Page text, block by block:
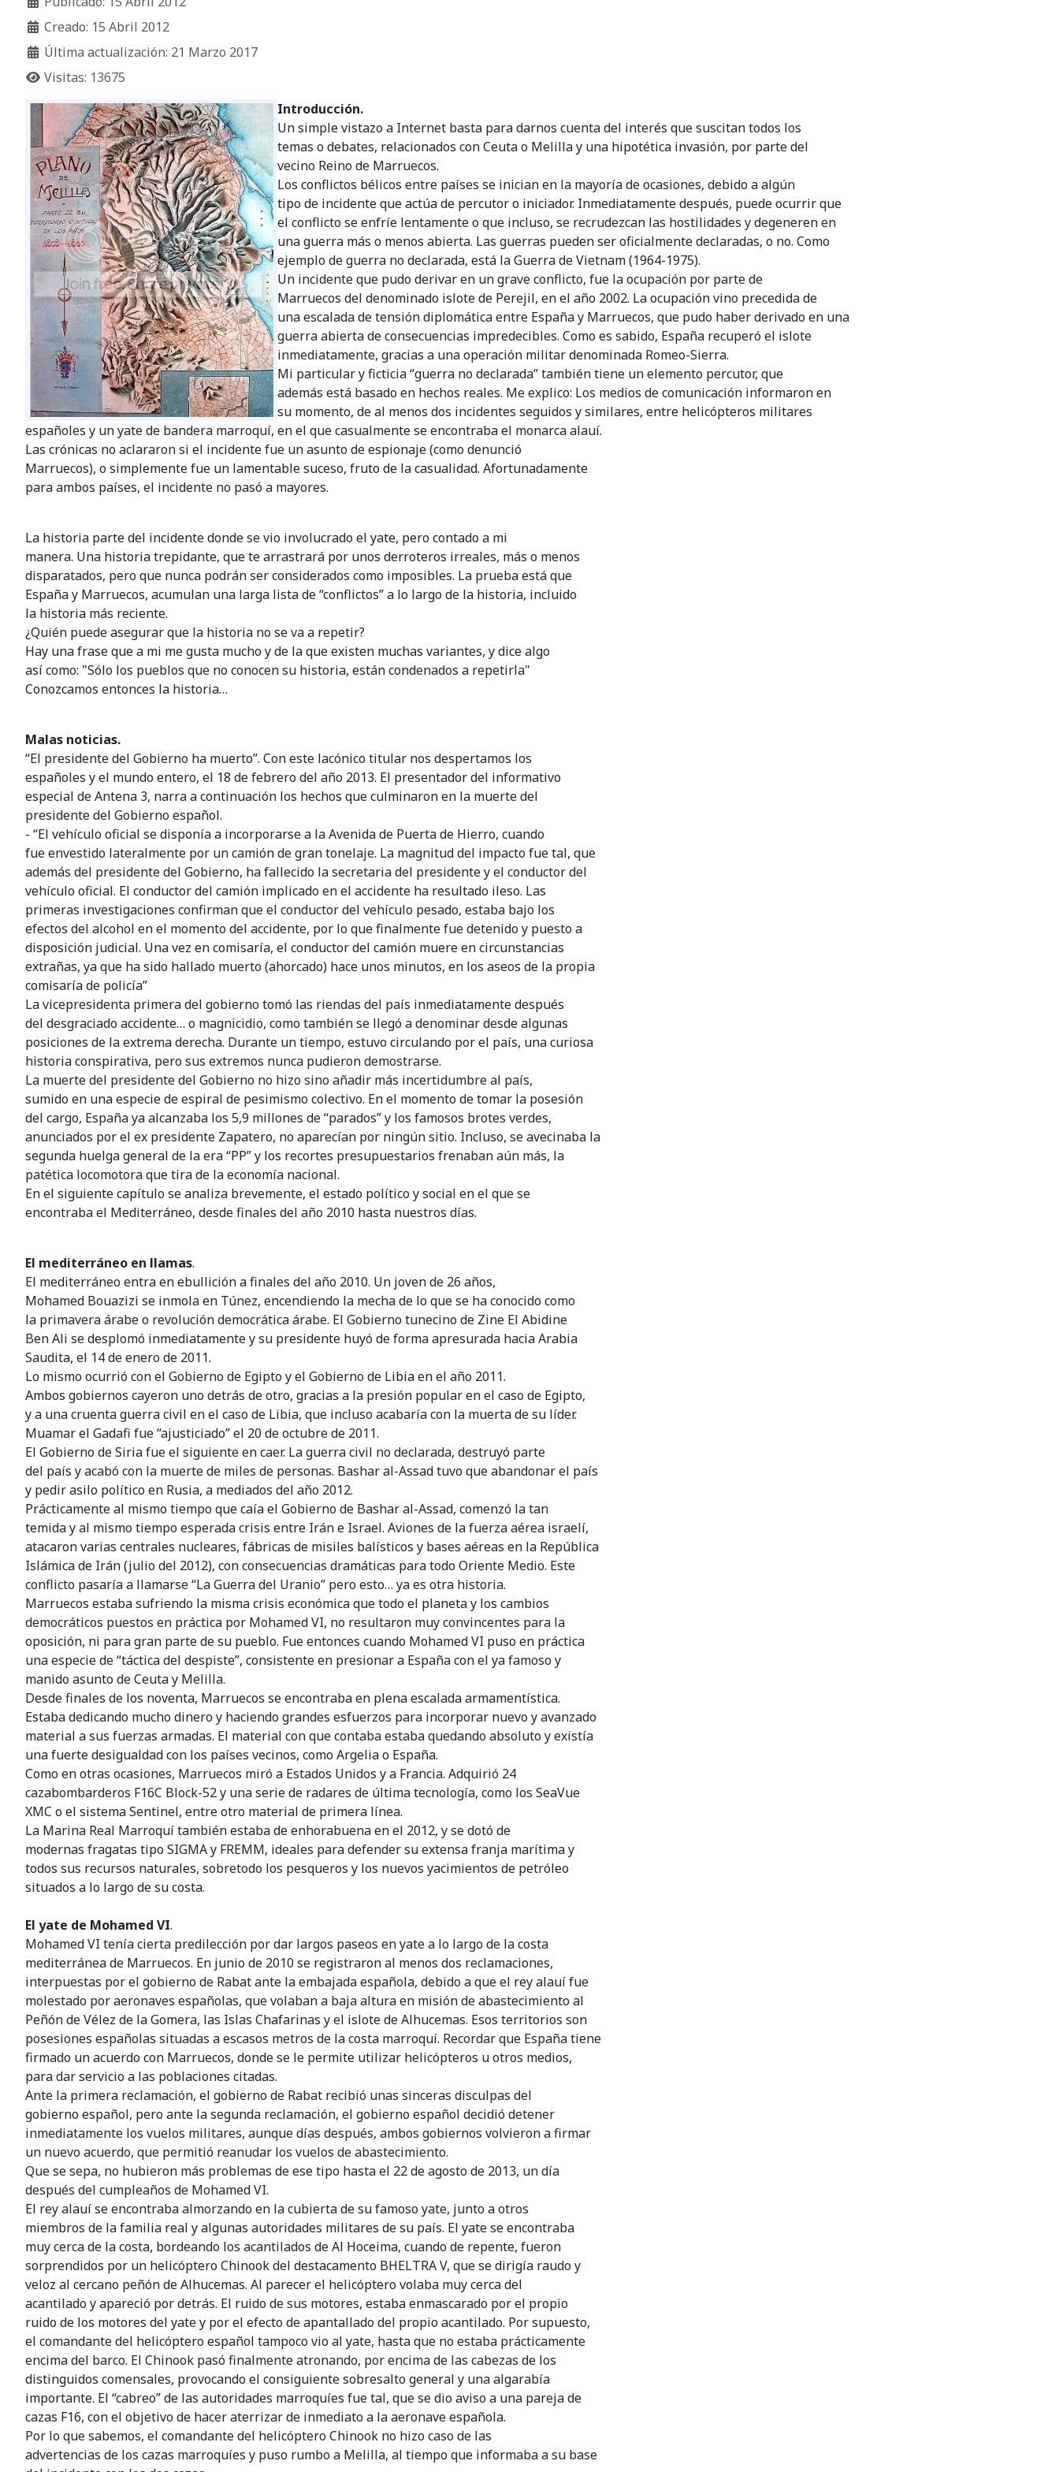
Creado: 15 Abril 2012
Última actualización: 21 Marzo 2017
Visitas: 13675
Introducción.
Un simple vistazo a Internet basta para darnos cuenta del interés que suscitan todos los
temas o debates, relacionados con Ceuta o Melilla y una hipotética invasión, por parte del
vecino Reino de Marruecos.
Los conflictos bélicos entre países se inician en la mayoría de ocasiones, debido a algún
tipo de incidente que actúa de percutor o iniciador. Inmediatamente después, puede ocurrir que
el conflicto se enfríe lentamente o que incluso, se recrudezcan las hostilidades y degeneren en
una guerra más o menos abierta. Las guerras pueden ser oficialmente declaradas, o no. Como
ejemplo de guerra no declarada, está la Guerra de Vietnam (1964-1975).
Un incidente que pudo derivar en un grave conflicto, fue la ocupación por parte de
Marruecos del denominado islote de Perejil, en el año 2002. La ocupación vino precedida de
una escalada de tensión diplomática entre España y Marruecos, que pudo haber derivado en una
guerra abierta de consecuencias impredecibles. Como es sabido, España recuperó el islote
inmediatamente, gracias a una operación militar denominada Romeo-Sierra.
Mi particular y ficticia “guerra no declarada” también tiene un elemento percutor, que
además está basado en hechos reales. Me explico: Los medios de comunicación informaron en
su momento, de al menos dos incidentes seguidos y similares, entre helicópteros militares
españoles y un yate de bandera marroquí, en el que casualmente se encontraba el monarca alauí.
Las crónicas no aclararon si el incidente fue un asunto de espionaje (como denunció
Marruecos), o simplemente fue un lamentable suceso, fruto de la casualidad. Afortunadamente
para ambos países, el incidente no pasó a mayores.
La historia parte del incidente donde se vio involucrado el yate, pero contado a mi
manera. Una historia trepidante, que te arrastrará por unos derroteros irreales, más o menos
disparatados, pero que nunca podrán ser considerados como imposibles. La prueba está que
España y Marruecos, acumulan una larga lista de “conflictos” a lo largo de la historia, incluido
la historia más reciente.
¿Quién puede asegurar que la historia no se va a repetir?
Hay una frase que a mi me gusta mucho y de la que existen muchas variantes, y dice algo
así como: "Sólo los pueblos que no conocen su historia, están condenados a repetirla"
Conozcamos entonces la historia…
Malas noticias.
“El presidente del Gobierno ha muerto”. Con este lacónico titular nos despertamos los
españoles y el mundo entero, el 18 de febrero del año 2013. El presentador del informativo
especial de Antena 3, narra a continuación los hechos que culminaron en la muerte del
presidente del Gobierno español.
- “El vehículo oficial se disponía a incorporarse a la Avenida de Puerta de Hierro, cuando
fue envestido lateralmente por un camión de gran tonelaje. La magnitud del impacto fue tal, que
además del presidente del Gobierno, ha fallecido la secretaria del presidente y el conductor del
vehículo oficial. El conductor del camión implicado en el accidente ha resultado ileso. Las
primeras investigaciones confirman que el conductor del vehículo pesado, estaba bajo los
efectos del alcohol en el momento del accidente, por lo que finalmente fue detenido y puesto a
disposición judicial. Una vez en comisaría, el conductor del camión muere en circunstancias
extrañas, ya que ha sido hallado muerto (ahorcado) hace unos minutos, en los aseos de la propia
comisaría de policía”
La vicepresidenta primera del gobierno tomó las riendas del país inmediatamente después
del desgraciado accidente… o magnicidio, como también se llegó a denominar desde algunas
posiciones de la extrema derecha. Durante un tiempo, estuvo circulando por el país, una curiosa
historia conspirativa, pero sus extremos nunca pudieron demostrarse.
La muerte del presidente del Gobierno no hizo sino añadir más incertidumbre al país,
sumido en una especie de espiral de pesimismo colectivo. En el momento de tomar la posesión
del cargo, España ya alcanzaba los 5,9 millones de “parados” y los famosos brotes verdes,
anunciados por el ex presidente Zapatero, no aparecían por ningún sitio. Incluso, se avecinaba la
segunda huelga general de la era “PP” y los recortes presupuestarios frenaban aún más, la
patética locomotora que tira de la economía nacional.
En el siguiente capítulo se analiza brevemente, el estado político y social en el que se
encontraba el Mediterráneo, desde finales del año 2010 hasta nuestros días.
El mediterráneo en llamas.
El mediterráneo entra en ebullición a finales del año 2010. Un joven de 26 años,
Mohamed Bouazizi se inmola en Túnez, encendiendo la mecha de lo que se ha conocido como
la primavera árabe o revolución democrática árabe. El Gobierno tunecino de Zine El Abidine
Ben Ali se desplomó inmediatamente y su presidente huyó de forma apresurada hacia Arabia
Saudita, el 14 de enero de 2011.
Lo mismo ocurrió con el Gobierno de Egipto y el Gobierno de Libia en el año 2011.
Ambos gobiernos cayeron uno detrás de otro, gracias a la presión popular en el caso de Egipto,
y a una cruenta guerra civil en el caso de Libia, que incluso acabaría con la muerta de su líder.
Muamar el Gadafi fue “ajusticiado” el 20 de octubre de 2011.
El Gobierno de Siria fue el siguiente en caer. La guerra civil no declarada, destruyó parte
del país y acabó con la muerte de miles de personas. Bashar al-Assad tuvo que abandonar el país
y pedir asilo político en Rusia, a mediados del año 2012.
Prácticamente al mismo tiempo que caía el Gobierno de Bashar al-Assad, comenzó la tan
temida y al mismo tiempo esperada crisis entre Irán e Israel. Aviones de la fuerza aérea israelí,
atacaron varias centrales nucleares, fábricas de misiles balísticos y bases aéreas en la República
Islámica de Irán (julio del 2012), con consecuencias dramáticas para todo Oriente Medio. Este
conflicto pasaría a llamarse “La Guerra del Uranio” pero esto… ya es otra historia.
Marruecos estaba sufriendo la misma crisis económica que todo el planeta y los cambios
democráticos puestos en práctica por Mohamed VI, no resultaron muy convincentes para la
oposición, ni para gran parte de su pueblo. Fue entonces cuando Mohamed VI puso en práctica
una especie de “táctica del despiste”, consistente en presionar a España con el ya famoso y
manido asunto de Ceuta y Melilla.
Desde finales de los noventa, Marruecos se encontraba en plena escalada armamentística.
Estaba dedicando mucho dinero y haciendo grandes esfuerzos para incorporar nuevo y avanzado
material a sus fuerzas armadas. El material con que contaba estaba quedando absoluto y existía
una fuerte desigualdad con los países vecinos, como Argelia o España.
Como en otras ocasiones, Marruecos miró a Estados Unidos y a Francia. Adquirió 24
cazabombarderos F16C Block-52 y una serie de radares de última tecnología, como los SeaVue
XMC o el sistema Sentinel, entre otro material de primera línea.
La Marina Real Marroquí también estaba de enhorabuena en el 2012, y se dotó de
modernas fragatas tipo SIGMA y FREMM, ideales para defender su extensa franja marítima y
todos sus recursos naturales, sobretodo los pesqueros y los nuevos yacimientos de petróleo
situados a lo largo de su costa.
El yate de Mohamed VI.
Mohamed VI tenía cierta predilección por dar largos paseos en yate a lo largo de la costa
mediterránea de Marruecos. En junio de 2010 se registraron al menos dos reclamaciones,
interpuestas por el gobierno de Rabat ante la embajada española, debido a que el rey alauí fue
molestado por aeronaves españolas, que volaban a baja altura en misión de abastecimiento al
Peñón de Vélez de la Gomera, las Islas Chafarinas y el islote de Alhucemas. Esos territorios son
posesiones españolas situadas a escasos metros de la costa marroquí. Recordar que España tiene
firmado un acuerdo con Marruecos, donde se le permite utilizar helicópteros u otros medios,
para dar servicio a las poblaciones citadas.
Ante la primera reclamación, el gobierno de Rabat recibió unas sinceras disculpas del
gobierno español, pero ante la segunda reclamación, el gobierno español decidió detener
inmediatamente los vuelos militares, aunque días después, ambos gobiernos volvieron a firmar
un nuevo acuerdo, que permitió reanudar los vuelos de abastecimiento.
Que se sepa, no hubieron más problemas de ese tipo hasta el 22 de agosto de 2013, un día
después del cumpleaños de Mohamed VI.
El rey alauí se encontraba almorzando en la cubierta de su famoso yate, junto a otros
miembros de la familia real y algunas autoridades militares de su país. El yate se encontraba
muy cerca de la costa, bordeando los acantilados de Al Hoceima, cuando de repente, fueron
sorprendidos por un helicóptero Chinook del destacamento BHELTRA V, que se dirigía raudo y
veloz al cercano peñón de Alhucemas. Al parecer el helicóptero volaba muy cerca del
acantilado y apareció por detrás. El ruido de sus motores, estaba enmascarado por el propio
ruido de los motores del yate y por el efecto de apantallado del propio acantilado. Por supuesto,
el comandante del helicóptero español tampoco vio al yate, hasta que no estaba prácticamente
encima del barco. El Chinook pasó finalmente atronando, por encima de las cabezas de los
distinguidos comensales, provocando el consiguiente sobresalto general y una algarabía
importante. El “cabreo” de las autoridades marroquíes fue tal, que se dio aviso a una pareja de
cazas F16, con el objetivo de hacer aterrizar de inmediato a la aeronave española.
Por lo que sabemos, el comandante del helicóptero Chinook no hizo caso de las
advertencias de los cazas marroquíes y puso rumbo a Melilla, al tiempo que informaba a su base